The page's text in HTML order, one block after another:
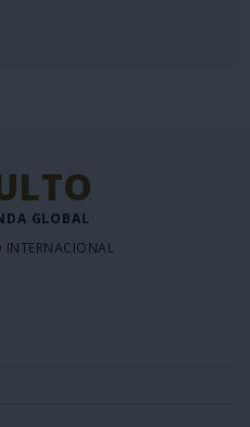
GLOBAL
INTERNACIONAL